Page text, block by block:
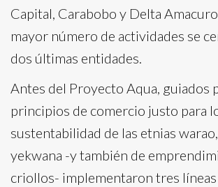
Capital, Carabobo y Delta
mayor número de actividades se
dos últimas entidades.
Antes del Proyecto Aqua, guiados
principios de comercio justo para
sustentabilidad de las etnias
yekwana -y también de
criollos- implementaron tres